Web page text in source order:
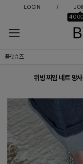
LOGIN
위빙 짜임 네트 망사 메리제인 플랫슈
플랫슈즈
위빙 짜임 네트 망